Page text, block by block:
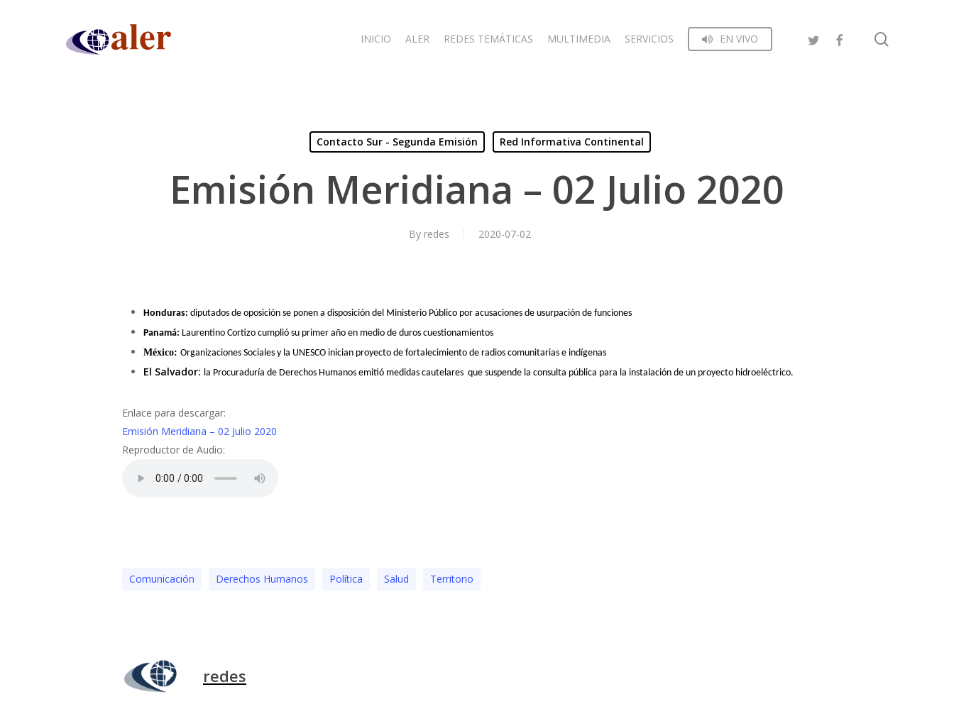
Presiona "ENTER" para buscar o "ESC" para cerrar
INICIO ALER REDES TEMÁTICAS MULTIMEDIA SERVICIOS EN VIVO
Contacto Sur - Segunda Emisión Red Informativa Continental
Emisión Meridiana – 02 Julio 2020
By redes 2020-07-02
Honduras: diputados de oposición se ponen a disposición del Ministerio Público por acusaciones de usurpación de funciones
Panamá: Laurentino Cortizo cumplió su primer año en medio de duros cuestionamientos
México: Organizaciones Sociales y la UNESCO inician proyecto de fortalecimiento de radios comunitarias e indígenas
El Salvador: la Procuraduría de Derechos Humanos emitió medidas cautelares que suspende la consulta pública para la instalación de un proyecto hidroeléctrico.
Enlace para descargar:
Emisión Meridiana – 02 Julio 2020
Reproductor de Audio:
Comunicación Derechos Humanos Polí­tica Salud Territorio
redes